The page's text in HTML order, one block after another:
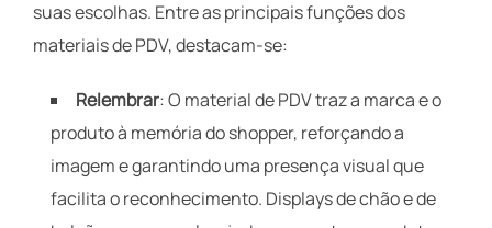
suas escolhas. Entre as principais funções dos
materiais de PDV, destacam-se:
Relembrar: O material de PDV traz a marca e o
produto à memória do shopper, reforçando a
imagem e garantindo uma presença visual que
facilita o reconhecimento. Displays de chão e de